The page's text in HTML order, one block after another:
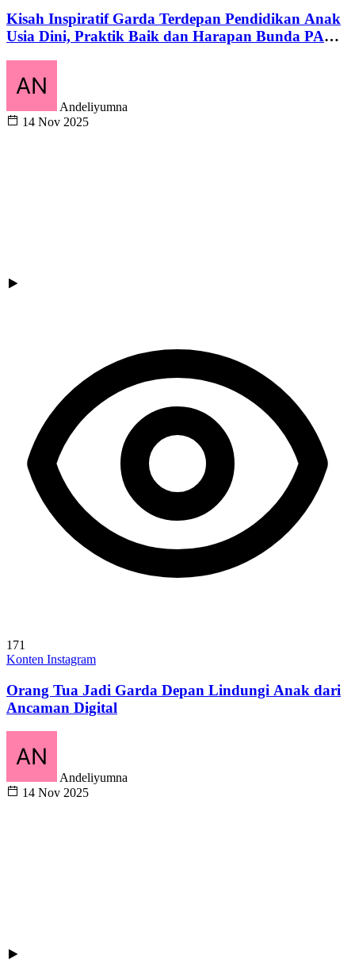
Kisah Inspiratif Garda Terdepan Pendidikan Anak
Usia Dini, Praktik Baik dan Harapan Bunda PAUD
Andeliyumna
14 Nov 2025
171
Konten Instagram
Orang Tua Jadi Garda Depan Lindungi Anak dari
Ancaman Digital
Andeliyumna
14 Nov 2025